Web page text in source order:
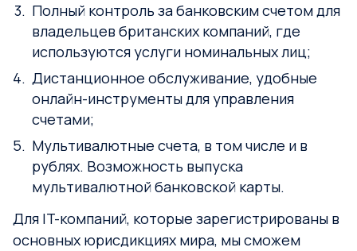
Полный контроль за банковским счетом для
владельцев британских компаний, где
используются услуги номинальных лиц;
Дистанционное обслуживание, удобные
онлайн-инструменты для управления
счетами;
Мультивалютные счета, в том числе и в
рублях. Возможность выпуска
мультивалютной банковской карты.
Для IT-компаний, которые зарегистрированы в
основных юрисдикциях мира, мы сможем